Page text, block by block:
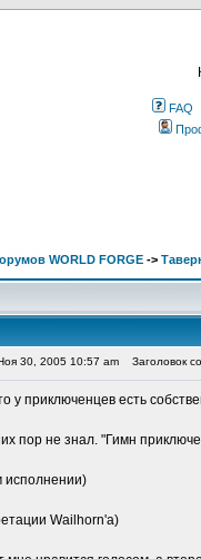
FAQ
WORLD FORGE ->
30, 2005 10:57 am Заголовок
у приключенцев есть
пор не знал. "Гимн
исполнении)
Wailhorn'a)